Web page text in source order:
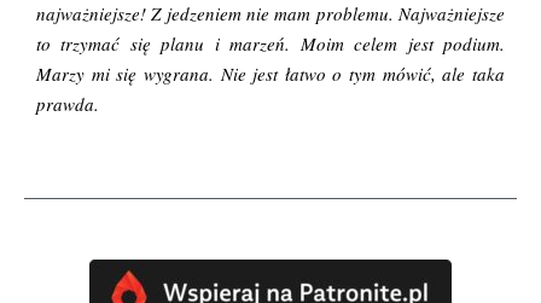
najważniejsze! Z jedzeniem nie mam problemu. Najważniejsze
to trzymać się planu i marzeń. Moim celem jest podium.
Marzy mi się wygrana. Nie jest łatwo o tym mówić, ale taka
prawda.